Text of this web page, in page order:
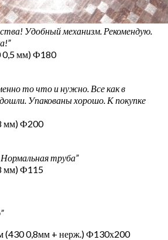
Удобный механизм. Рекомендую.
0,5 мм) Ф180
то что и нужно. Все как в
Упакованы хорошо. К покупке
мм) Ф200
труба”
мм) Ф115
(430 0,8мм + нерж.) Ф130х200